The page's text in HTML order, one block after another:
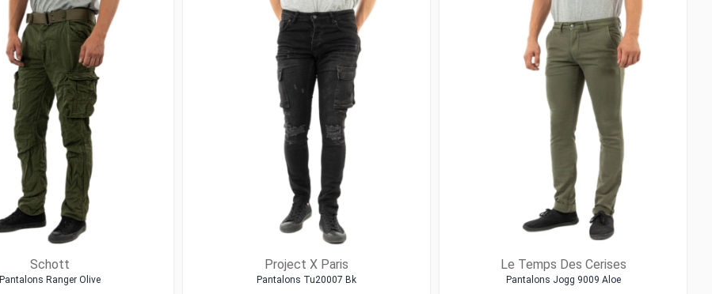
Schott
Pantalons Ranger Olive
Project X Paris
Pantalons Tu20007 Bk
Le Temps Des Cerises
Pantalons Jogg 9009 Aloe